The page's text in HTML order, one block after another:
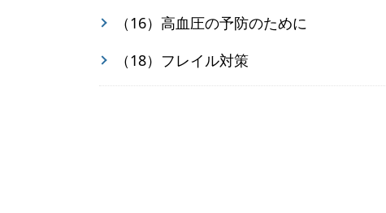
（16）高血圧の予防のために
（18）フレイル対策